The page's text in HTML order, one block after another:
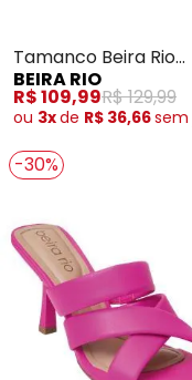
Tamanco Beira Rio
(Preto)
BEIRA RIO
R$ 109,99R$ 129,99
ou 3xde R$ 36,66sem
-30%